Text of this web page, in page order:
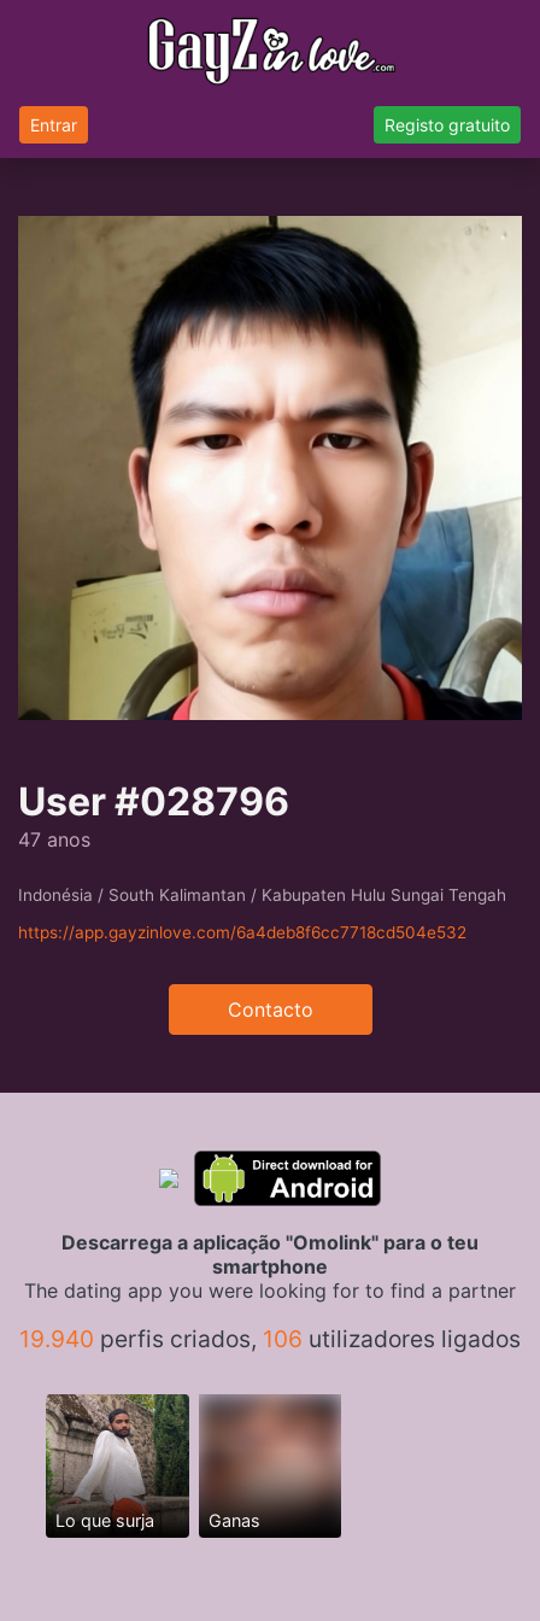
Entrar Registo gratuito
User #028796
47 anos
Indonésia / South Kalimantan / Kabupaten Hulu Sungai Tengah
https://app.gayzinlove.com/6a4deb8f6cc7718cd504e532
Contacto
Descarrega a aplicação "Omolink" para o teu
smartphone
The dating app you were looking for to find a partner
19.940 perfis criados, 106 utilizadores ligados
Lo que surja Ganas